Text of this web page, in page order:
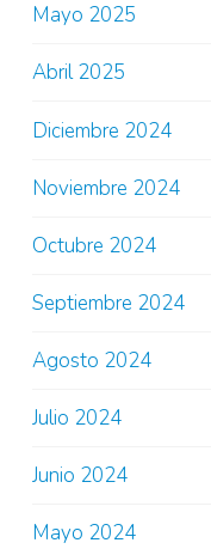
Mayo 2025
Abril 2025
Diciembre 2024
Noviembre 2024
Octubre 2024
Septiembre 2024
Agosto 2024
Julio 2024
Junio 2024
Mayo 2024